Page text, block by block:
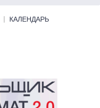
КАЛЕНДАРЬ